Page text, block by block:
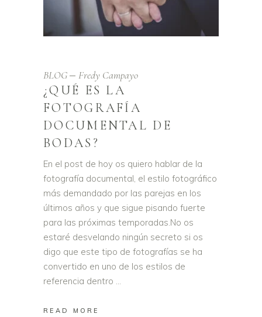
BLOG Fredy Campayo
¿QUÉ ES LA
FOTOGRAFÍA
DOCUMENTAL DE
BODAS?
En el post de hoy os quiero hablar de la
fotografía documental, el estilo fotográfico
más demandado por las parejas en los
últimos años y que sigue pisando fuerte
para las próximas temporadas.No os
estaré desvelando ningún secreto si os
digo que este tipo de fotografías se ha
convertido en uno de los estilos de
referencia dentro
READ MORE